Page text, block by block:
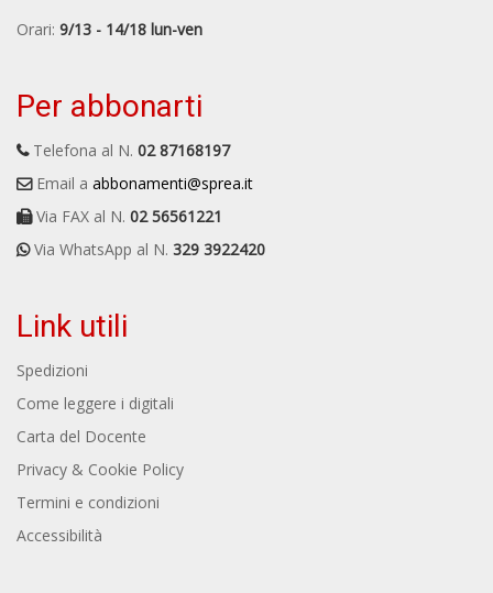
Orari: 9/13 - 14/18 lun-ven
Per abbonarti
Telefona al N. 02 87168197
Email a abbonamenti@sprea.it
Via FAX al N. 02 56561221
Via WhatsApp al N. 329 3922420
Link utili
Spedizioni
Come leggere i digitali
Carta del Docente
Privacy & Cookie Policy
Termini e condizioni
Accessibilità